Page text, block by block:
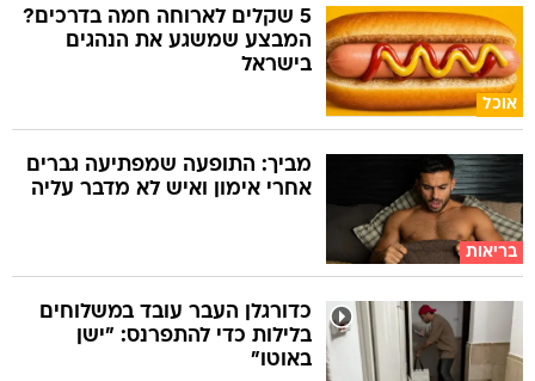
אוכל
5 שקלים לארוחה חמה בדרכים?
המבצע שמשגע את הנהגים
בישראל
בריאות
מביך: התופעה שמפתיעה גברים
אחרי אימון ואיש לא מדבר עליה
כדורגלן העבר עובד במשלוחים
בלילות כדי להתפרנס: "ישן
באוטו"